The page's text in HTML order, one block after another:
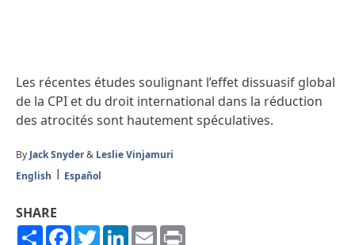
Les récentes études soulignant l’effet dissuasif global
de la CPI et du droit international dans la réduction
des atrocités sont hautement spéculatives.
By Jack Snyder& Leslie Vinjamuri
English
Español
SHARE
ShareFacebook
TwitterLinkedIn
Email